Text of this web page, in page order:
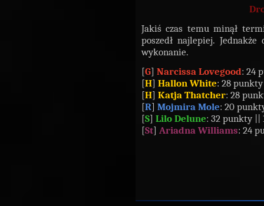
Jakiś czas temu minął
poszedł najlepiej.
wykonanie.
[G] Narcissa Lovegood: 24
[H] Hallon White: 28
[H] Katja Thatcher: 28
[R] Mojmira Mole: 20
[S] Lilo Delune: 32 punkty ||
[St] Ariadna Williams: 24